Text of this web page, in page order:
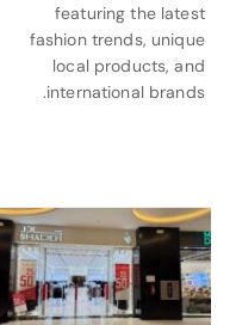
featuring the latest
fashion trends, unique
local products, and
international brands.